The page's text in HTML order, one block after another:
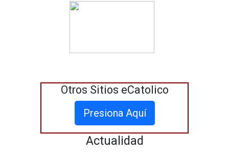
Otros Sitios eCatolico
Presiona Aquí
Actualidad